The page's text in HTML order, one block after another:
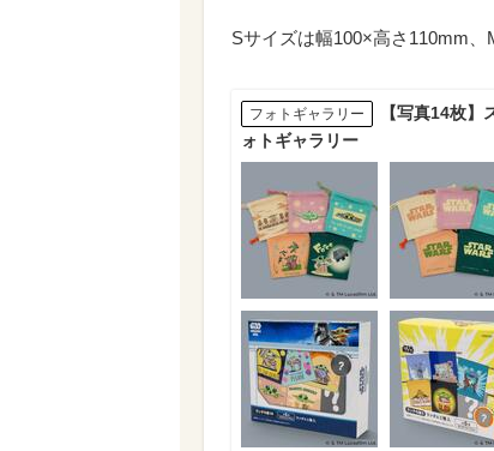
Sサイズは幅100×高さ110mm、
フォトギャラリー
【写真14枚
ォトギャラリー